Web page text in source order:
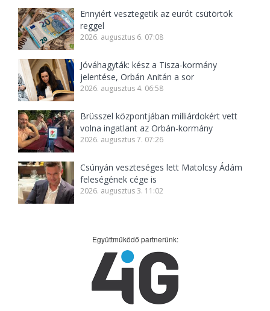
Ennyiért vesztegetik az eurót csütörtök
reggel
2026. augusztus 6. 07:08
Jóváhagyták: kész a Tisza-kormány
jelentése, Orbán Anitán a sor
2026. augusztus 4. 06:58
Brüsszel központjában milliárdokért vett
volna ingatlant az Orbán-kormány
2026. augusztus 7. 07:26
Csúnyán veszteséges lett Matolcsy Ádám
feleségének cége is
2026. augusztus 3. 11:02
Együttműködő partnerünk: